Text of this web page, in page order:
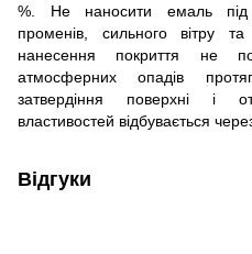
%. Не наносити емаль
променів, сильного вітру
нанесення покриття не
атмосферних опадів
затвердіння поверхні і
властивостей відбувається
Відгуки